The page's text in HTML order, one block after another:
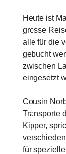
Heute ist
grosse
alle für die
gebucht
zwischen
eingesetzt
Cousin
Transporte
Kipper,
für